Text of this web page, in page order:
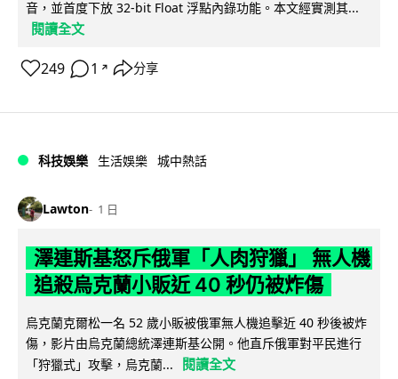
音，並首度下放 32-bit Float 浮點內錄功能。本文經實測其...
閱讀全文
249 1 ↗ 分享
科技娛樂 生活娛樂 城中熱話
Lawton 1 日
澤連斯基怒斥俄軍「人肉狩獵」 無人機
追殺烏克蘭小販近 40 秒仍被炸傷
烏克蘭克爾松一名 52 歲小販被俄軍無人機追擊近 40 秒後被炸
傷，影片由烏克蘭總統澤連斯基公開。他直斥俄軍對平民進行
「狩獵式」攻擊，烏克蘭...
閱讀全文